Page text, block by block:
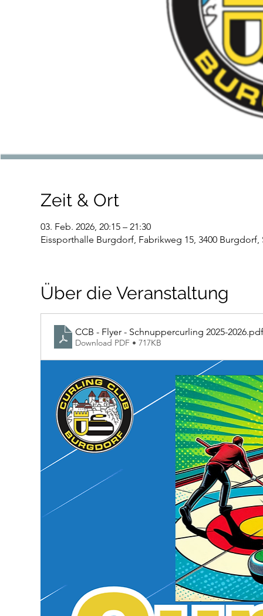
Zeit & Ort
03. Feb. 2026, 20:15 – 21:30
Eissporthalle Burgdorf, Fabrikweg 15, 3400 Burgdorf,
Über die Veranstaltung
CCB - Flyer - Schnuppercurling 2025-2026.pdf
Download PDF • 717KB